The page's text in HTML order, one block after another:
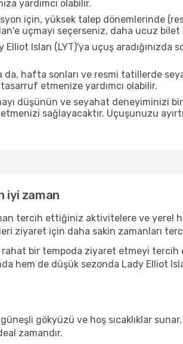
yardımcı olabilir.
için, yüksek talep dönemlerinde
uçmayı seçerseniz, daha ucuz bilet
Elliot Islan (LYT)'ya uçuş
da, hafta sonları ve resmi tatillerde
etmenize yardımcı olabilir.
düşünün ve seyahat deneyiminizi
sağlayacaktır. Uçuşunuzu
iyi zaman
tercih ettiğiniz aktivitelere ve yerel
ziyaret için daha sakin zamanları
bir tempoda ziyaret etmeyi tercih
hem de düşük sezonda Lady Elliot
gökyüzü ve hoş sıcaklıklar
zamandır.